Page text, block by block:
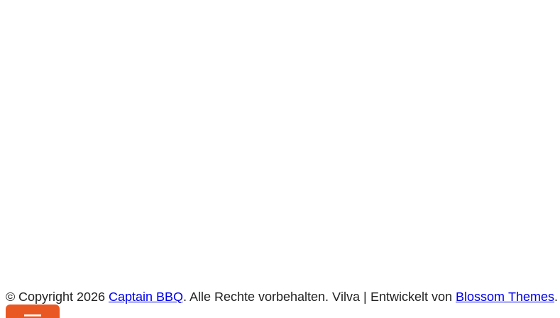
© Copyright 2026 Captain BBQ. Alle Rechte vorbehalten. Vilva | Entwickelt von Blossom Themes